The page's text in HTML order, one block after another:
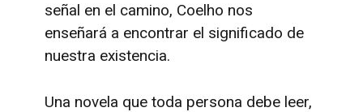
señal en el camino, Coelho nos
enseñará a encontrar el significado de
nuestra existencia.
Una novela que toda persona debe leer,